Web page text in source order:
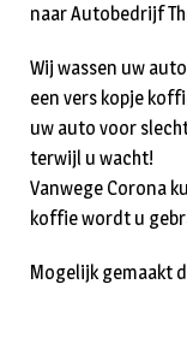
naar Autobedrijf
Wij wassen uw
een vers kopje
uw auto voor
terwijl u wacht!
Vanwege Corona
koffie wordt u
Mogelijk gemaakt